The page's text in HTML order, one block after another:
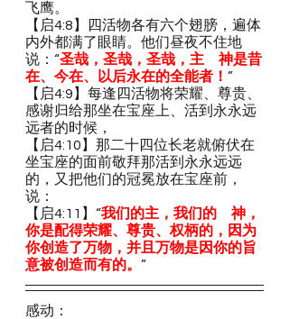
飞鹰。
【启4:8】四活物各有六个翅膀，遍体
内外都满了眼睛。他们昼夜不住地
说：“圣哉，圣哉，圣哉，主　神是昔
在、今在、以后永在的全能者！ ”
【启4:9】每逢四活物将荣耀、尊贵、
感谢归给那坐在宝座上、活到永永远
远者的时候，
【启4:10】那二十四位长老就俯伏在
坐宝座的面前敬拜那活到永永远远
的，又把他们的冠冕放在宝座前，
说：
【启4:11】“我们的主，我们的　神，
你是配得荣耀、尊贵、权柄的，因为
你创造了万物，并且万物是因你的旨
意被创造而有的。 ”
感动：